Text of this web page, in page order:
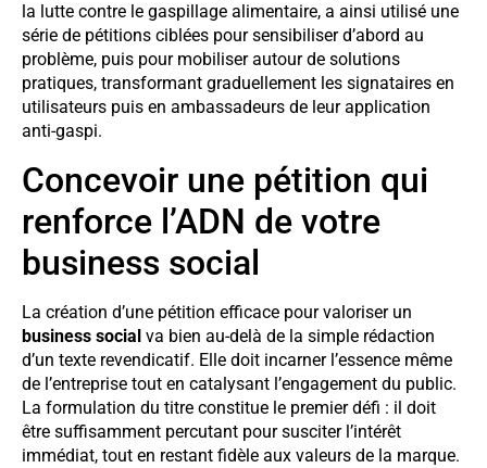
la lutte contre le gaspillage alimentaire, a ainsi utilisé une
série de pétitions ciblées pour sensibiliser d’abord au
problème, puis pour mobiliser autour de solutions
pratiques, transformant graduellement les signataires en
utilisateurs puis en ambassadeurs de leur application
anti-gaspi.
Concevoir une pétition qui
renforce l’ADN de votre
business social
La création d’une pétition efficace pour valoriser un
business social va bien au-delà de la simple rédaction
d’un texte revendicatif. Elle doit incarner l’essence même
de l’entreprise tout en catalysant l’engagement du public.
La formulation du titre constitue le premier défi : il doit
être suffisamment percutant pour susciter l’intérêt
immédiat, tout en restant fidèle aux valeurs de la marque.